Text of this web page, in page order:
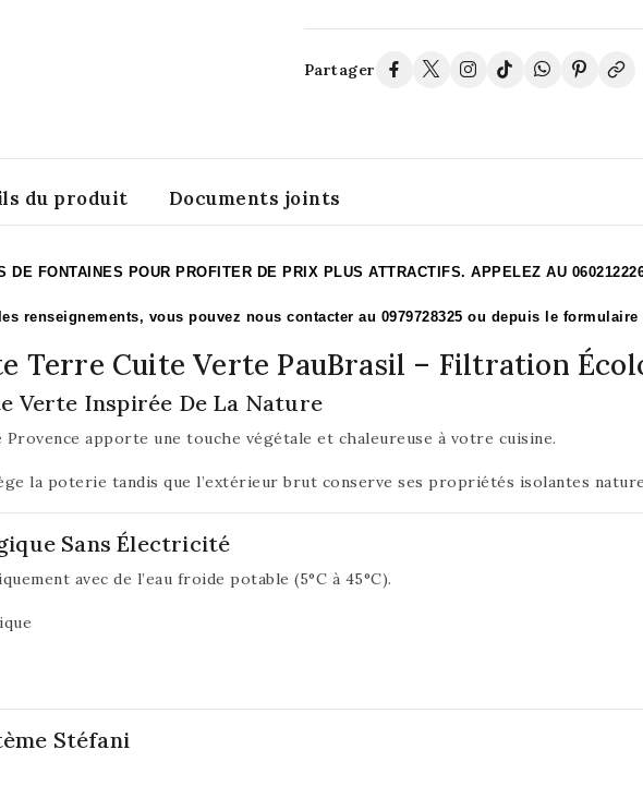
Partager
du produit Documents joints
DE FONTAINES POUR PROFITER DE PRIX PLUS ATTRACTIFS. APPELEZ AU
renseignements, vous pouvez nous contacter au 0979728325 ou depuis le formulaire
Terre Cuite Verte PauBrasil – Filtration
Verte Inspirée De La Nature
Provence apporte une touche végétale et chaleureuse à votre cuisine.
la poterie tandis que l’extérieur brut conserve ses propriétés isolantes
Sans Électricité
avec de l’eau froide potable (5°C à 45°C).
Stéfani